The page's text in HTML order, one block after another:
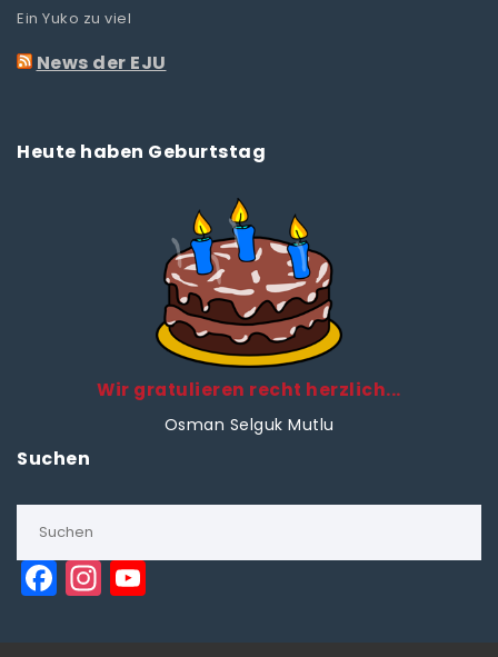
Ein Yuko zu viel
News der EJU
Heute haben Geburtstag
Wir gratulieren recht herzlich...
Osman Selguk Mutlu
Suchen
F
a
In
st
Y